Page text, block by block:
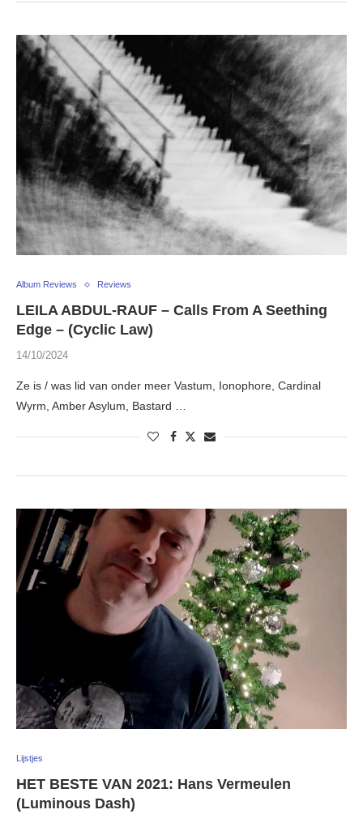
Album Reviews Reviews
LEILA ABDUL-RAUF – Calls From A Seething
Edge – (Cyclic Law)
14/10/2024
Ze is / was lid van onder meer Vastum, Ionophore, Cardinal
Wyrm, Amber Asylum, Bastard …
Lijstjes
HET BESTE VAN 2021: Hans Vermeulen
(Luminous Dash)